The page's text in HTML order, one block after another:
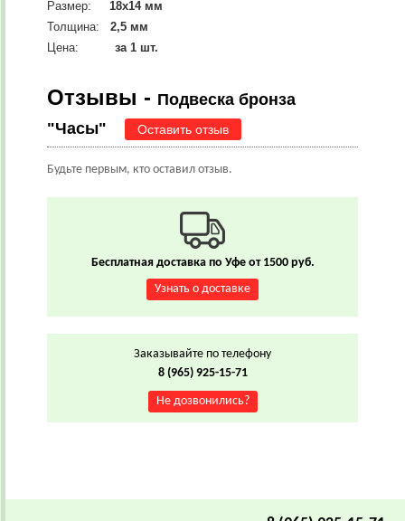
Размер:
18х14 мм
Толщина: 2,5 мм
Цена:
за 1 шт.
Отзывы - Подвеска бронза
"Часы"
Оставить отзыв
Будьте первым, кто оставил отзыв.
Бесплатная доставка по Уфе от 1500 руб.
Узнать о доставке
Заказывайте по телефону
8 (965) 925-15-71
Не дозвонились?